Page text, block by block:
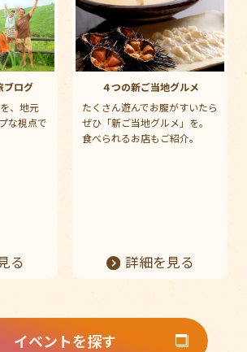
ブログ
、地元
な視点で
る
４つの新ご当地グルメ
たくさん遊んでお腹がすいたら
ぜひ「新ご当地グルメ」を。
食べられるお店もご紹介。
詳細を見る
イベントを探す